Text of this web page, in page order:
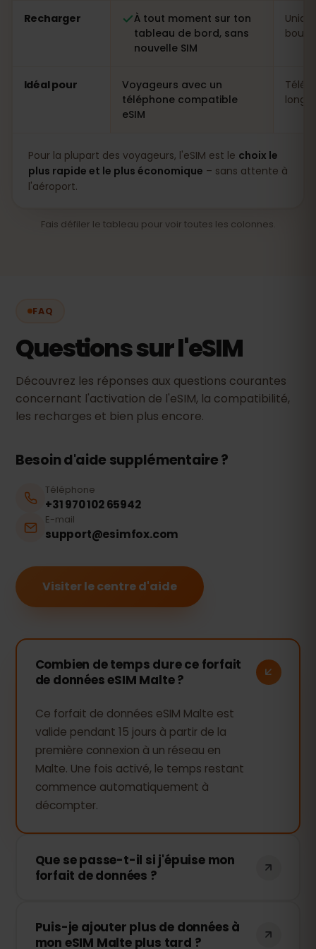
Recharger
À tout moment sur ton
tableau de bord, sans
nouvelle SIM
Idéal pour
Voyageurs avec un
téléphone compatible
eSIM
longs
Pour la plupart des voyageurs, l'eSIM est le choix le
plus rapide et le plus économique – sans attente à
l'aéroport.
Fais défiler le tableau pour voir toutes les colonnes.
FAQ
Questions sur l'eSIM
Découvrez les réponses aux questions courantes
concernant l'activation de l'eSIM, la compatibilité,
les recharges et bien plus encore.
Besoin d'aide supplémentaire ?
Téléphone
+31 970 102 65942
E-mail
support@esimfox.com
Visiter le centre d'aide
Combien de temps dure ce forfait
de données eSIM Malte ?
Ce forfait de données eSIM Malte est
valide pendant 15 jours à partir de la
première connexion à un réseau en
Malte. Une fois activé, le temps restant
commence automatiquement à
décompter.
Que se passe-t-il si j'épuise mon
forfait de données ?
connexion sera interrompue. Vous
pouvez facilement recharger votre eSIM
Puis-je ajouter plus de données à
mon eSIM Malte plus tard ?